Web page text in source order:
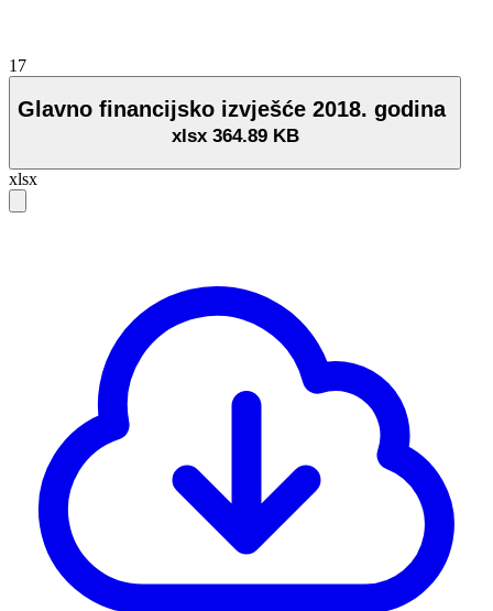
17
Glavno financijsko izvješće 2018. godina
xlsx 364.89 KB
xlsx